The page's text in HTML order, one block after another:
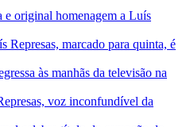
e original homenagem a Luís
Represas, marcado para quinta, é
às manhãs da televisão na
voz inconfundível da